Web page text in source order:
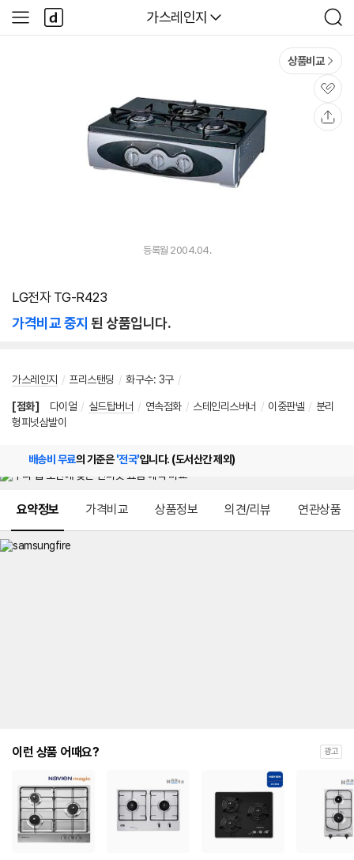
다나와
가스레인지
검
색
사
이
다
나
와
상품비교
관
심
등록월 2004.04.
LG전자 TG-R423
가격비교 중지 된 상품입니다.
가스레인지 / 프리스탠딩 / 화구수: 3구 /
[점화] 다이얼 / 실드탑버너 / 연속점화 / 스테인리스버너 / 이중판넬 / 분리
형피넛삼발이
배송비 무료의 기준은'전국'입니다. (도서산간 제외)
요약정보 가격비교 상품정보 의견/리뷰 연관상품
이런 상품 어때요? 광고